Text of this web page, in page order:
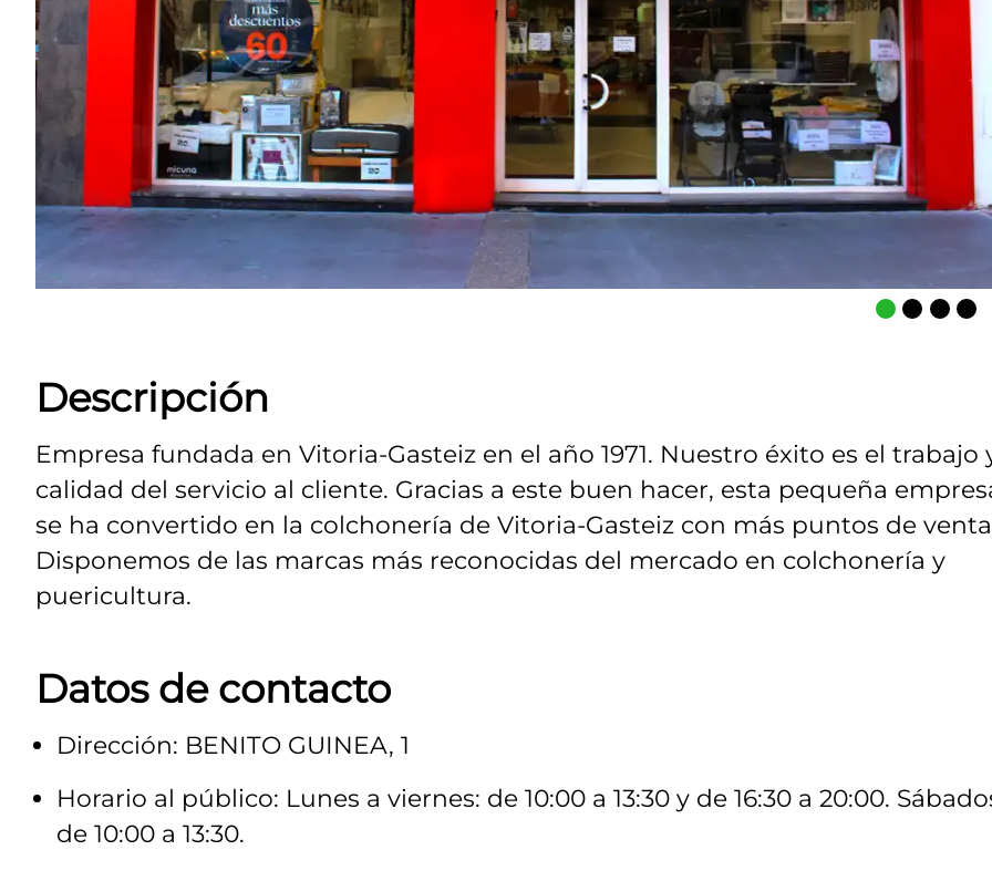
Descripción
Empresa fundada en Vitoria-Gasteiz en el año 1971. Nuestro éxito es el trabajo
calidad del servicio al cliente. Gracias a este buen hacer, esta pequeña
se ha convertido en la colchonería de Vitoria-Gasteiz con más puntos de
Disponemos de las marcas más reconocidas del mercado en colchonería y
puericultura.
Datos de contacto
Dirección: BENITO GUINEA, 1
Horario al público: Lunes a viernes: de 10:00 a 13:30 y de 16:30 a 20:00.
de 10:00 a 13:30.